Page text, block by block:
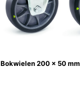
Bokwielen 200 x 50 mm